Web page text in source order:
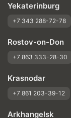
Yekaterinburg
+7 343 288-72-78
Rostov-on-Don
+7 863 333-28-30
Krasnodar
+7 861 203-39-12
Arkhangelsk